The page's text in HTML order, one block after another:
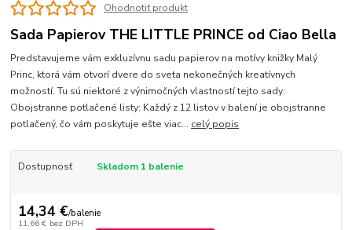
Ohodnotiť produkt
Sada Papierov THE LITTLE PRINCE od Ciao Bella
Predstavujeme vám exkluzívnu sadu papierov na motívy knižky Malý
Princ, ktorá vám otvorí dvere do sveta nekonečných kreatívnych
možností. Tu sú niektoré z výnimočných vlastností tejto sady:
Obojstranne potlačené listy: Každý z 12 listov v balení je obojstranne
potlačený, čo vám poskytuje ešte viac... celý popis
Dostupnosť Skladom 1 balenie
14,34 €/balenie
11,66 € bez DPH